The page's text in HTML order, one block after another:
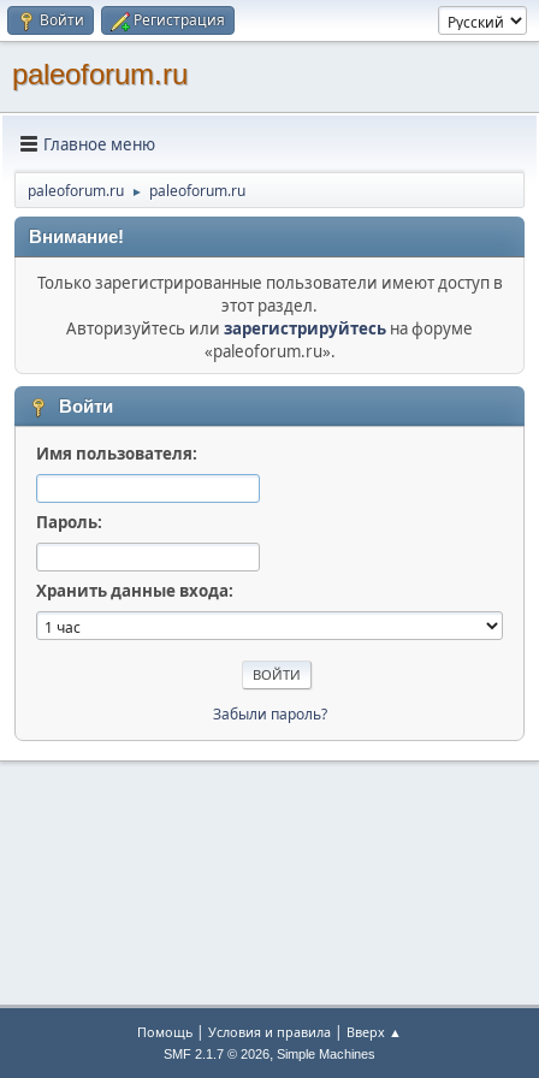
Войти Регистрация
paleoforum.ru
Главное меню
paleoforum.ru ► paleoforum.ru
Внимание!
Только зарегистрированные пользователи имеют доступ в
этот раздел.
Авторизуйтесь или зарегистрируйтесь на форуме
«paleoforum.ru».
Войти
Имя пользователя:
Пароль:
Хранить данные входа:
Забыли пароль?
Помощь | Условия и правила | Вверх ▲
SMF 2.1.7 © 2026, Simple Machines